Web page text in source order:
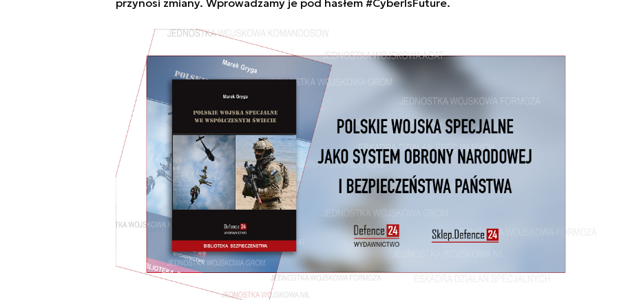
przynosi zmiany. Wprowadzamy je pod hasłem #CyberIsFuture.